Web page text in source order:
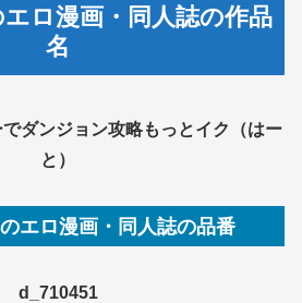
ロ漫画・同人誌の作品
名
ダンジョン攻略もっとイク（はー
と）
エロ漫画・同人誌の品番
d_710451